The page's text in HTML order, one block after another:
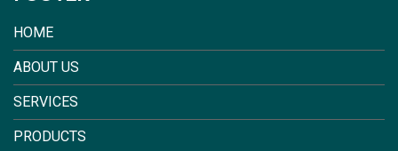
HOME
ABOUT US
SERVICES
PRODUCTS